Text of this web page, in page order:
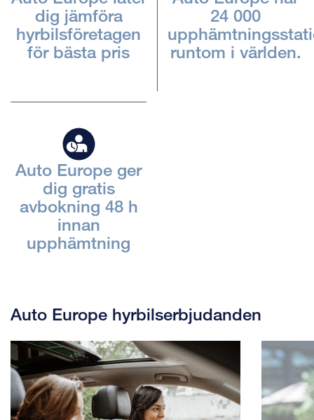
dig jämföra
hyrbilsföretagen
för bästa pris
24 000
runtom i världen.
Auto Europe ger
dig gratis
avbokning 48 h
innan
upphämtning
Auto Europe hyrbilserbjudanden